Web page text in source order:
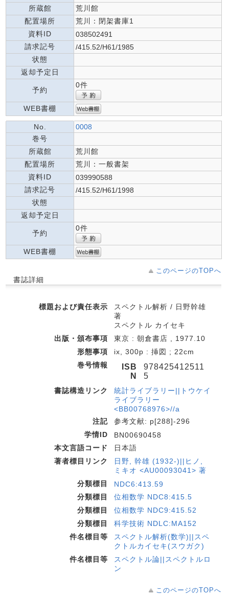
所蔵館
荒川館
配置場所
荒川：閉架書庫1
資料ID
038502491
請求記号
/415.52/H61/1985
状態
返却予定日
予約
0件
WEB書棚
No.
0008
巻号
所蔵館
荒川館
配置場所
荒川：一般書架
資料ID
039990588
請求記号
/415.52/H61/1998
状態
返却予定日
予約
0件
WEB書棚
このページのTOPへ
書誌詳細
標題および責任表示
スペクトル解析 / 日野幹雄
著
スペクトル カイセキ
出版・頒布事項
東京 : 朝倉書店 , 1977.10
形態事項
ix, 300p : 挿図 ; 22cm
巻号情報
ISB
N
978425412511
5
書誌構造リンク
統計ライブラリー||トウケイ
ライブラリー
<BB00768976>//a
注記
参考文献: p[288]-296
学情ID
BN00690458
本文言語コード
日本語
著者標目リンク
日野, 幹雄 (1932-)||ヒノ,
ミキオ <AU00093041> 著
分類標目
NDC6:413.59
分類標目
位相数学 NDC8:415.5
分類標目
位相数学 NDC9:415.52
分類標目
科学技術 NDLC:MA152
件名標目等
スペクトル解析(数学)||スペ
クトルカイセキ(スウガク)
件名標目等
スペクトル論||スペクトルロ
ン
このページのTOPへ